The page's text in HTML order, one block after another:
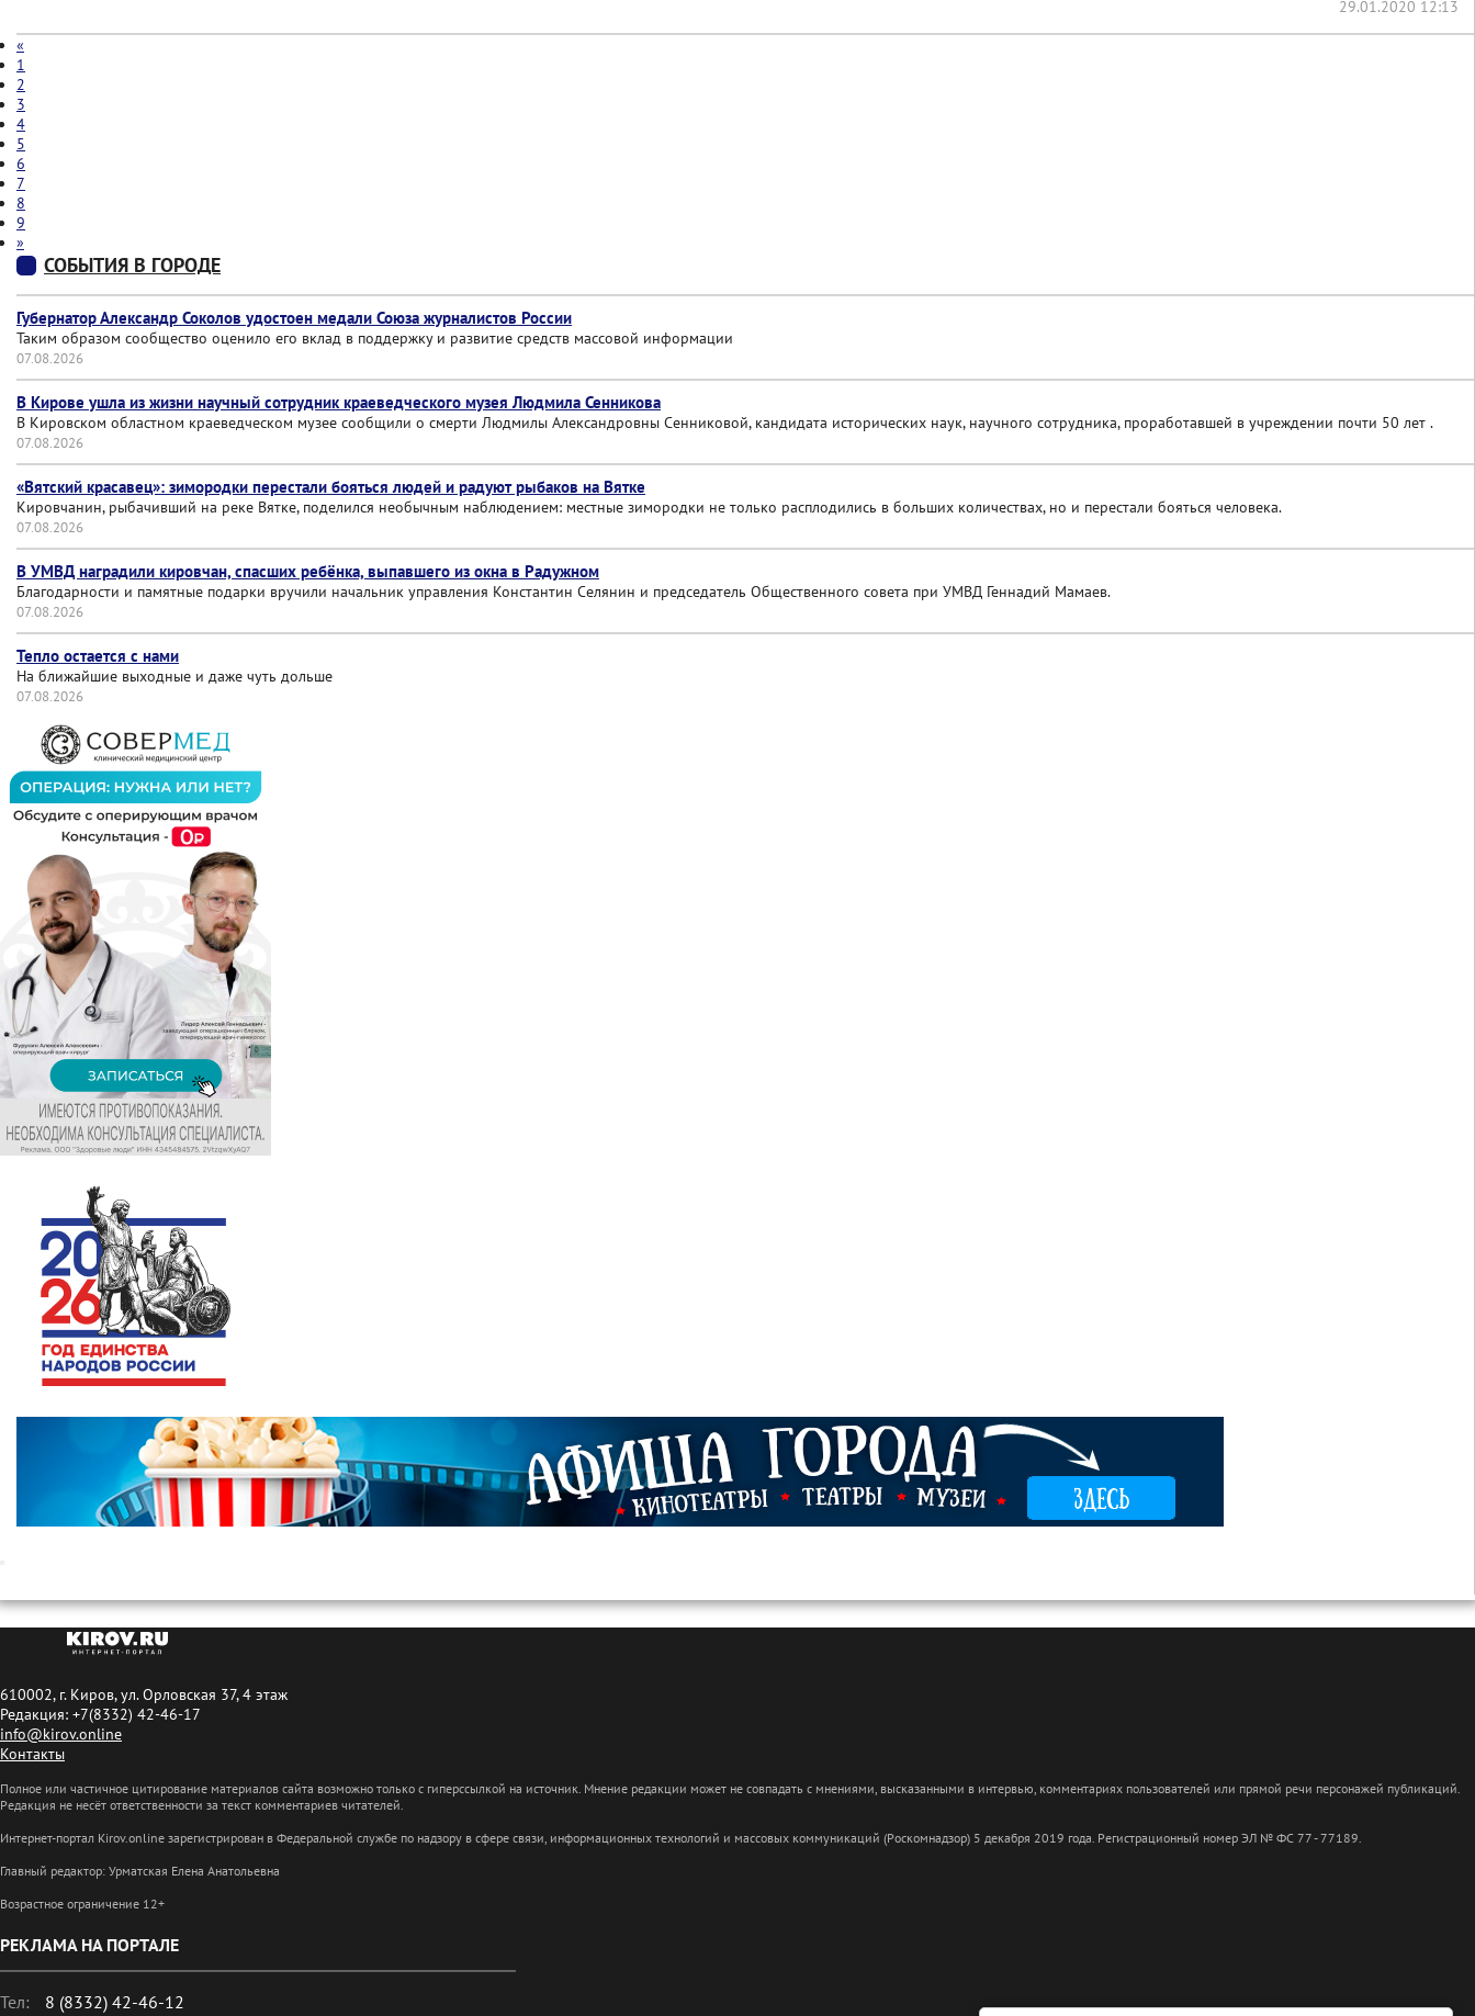
29.01.2020 12:13
«
1
2
3
4
5
6
7
8
9
»
СОБЫТИЯ В ГОРОДЕ
Губернатор Александр Соколов удостоен медали Союза журналистов России
Таким образом сообщество оценило его вклад в поддержку и развитие средств массовой информации
07.08.2026
В Кирове ушла из жизни научный сотрудник краеведческого музея Людмила Сенникова
В Кировском областном краеведческом музее сообщили о смерти Людмилы Александровны Сенниковой, кандидата исторических наук, научного сотрудника, проработавшей в учреждении почти 50 лет .
07.08.2026
«Вятский красавец»: зимородки перестали бояться людей и радуют рыбаков на Вятке
Кировчанин, рыбачивший на реке Вятке, поделился необычным наблюдением: местные зимородки не только расплодились в больших количествах, но и перестали бояться человека.
07.08.2026
В УМВД наградили кировчан, спасших ребёнка, выпавшего из окна в Радужном
Благодарности и памятные подарки вручили начальник управления Константин Селянин и председатель Общественного совета при УМВД Геннадий Мамаев.
07.08.2026
Тепло остается с нами
На ближайшие выходные и даже чуть дольше
07.08.2026
610002, г. Киров, ул. Орловская 37, 4 этаж
Редакция: +7(8332) 42-46-17
info@kirov.online
Контакты
Полное или частичное цитирование материалов сайта возможно только с гиперссылкой на источник. Мнение редакции может не совпадать с мнениями, высказанными в интервью, комментариях пользователей или прямой речи персонажей публикаций.
Редакция не несёт ответственности за текст комментариев читателей.
Интернет-портал Kirov.online зарегистрирован в Федеральной службе по надзору в сфере связи, информационных технологий и массовых коммуникаций (Роскомнадзор) 5 декабря 2019 года. Регистрационный номер ЭЛ № ФС 77 - 77189.
Главный редактор: Урматская Елена Анатольевна
Возрастное ограничение 12+
РЕКЛАМА НА ПОРТАЛЕ
Тел: 8 (8332) 42-46-12